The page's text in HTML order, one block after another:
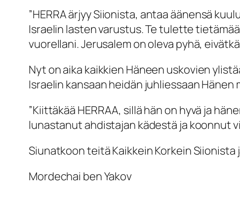
”HERRA ärjyy Siionista, antaa äänensä
Israelin lasten varustus. Te tulette
vuorellani. Jerusalem on oleva pyhä,
Nyt on aika kaikkien Häneen uskovien
Israelin kansaan heidän juhliessaan
”Kiittäkää HERRAA, sillä hän on hyvä ja
lunastanut ahdistajan kädestä ja koonnut
Siunatkoon teitä Kaikkein Korkein Siionista
Mordechai ben Yakov